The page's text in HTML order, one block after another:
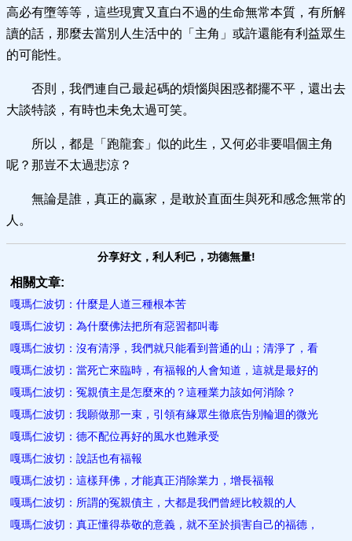
高必有墮等等，這些現實又直白不過的生命無常本質，有所解
讀的話，那麼去當別人生活中的「主角」或許還能有利益眾生
的可能性。
否則，我們連自己最起碼的煩惱與困惑都擺不平，還出去
大談特談，有時也未免太過可笑。
所以，都是「跑龍套」似的此生，又何必非要唱個主角
呢？那豈不太過悲涼？
無論是誰，真正的贏家，是敢於直面生與死和感念無常的
人。
分享好文，利人利己，功德無量!
相關文章:
嘎瑪仁波切：什麼是人道三種根本苦
嘎瑪仁波切：為什麼佛法把所有惡習都叫毒
嘎瑪仁波切：沒有清淨，我們就只能看到普通的山；清淨了，看
嘎瑪仁波切：當死亡來臨時，有福報的人會知道，這就是最好的
嘎瑪仁波切：冤親債主是怎麼來的？這種業力該如何消除？
嘎瑪仁波切：我願做那一束，引領有緣眾生徹底告別輪迴的微光
嘎瑪仁波切：德不配位再好的風水也難承受
嘎瑪仁波切：說話也有福報
嘎瑪仁波切：這樣拜佛，才能真正消除業力，增長福報
嘎瑪仁波切：所謂的冤親債主，大都是我們曾經比較親的人
嘎瑪仁波切：真正懂得恭敬的意義，就不至於損害自己的福德，